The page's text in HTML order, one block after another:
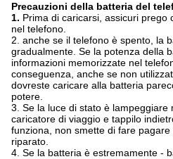
Precauzioni della batteria del
1. Prima di caricarsi, assicuri prego
nel telefono.
2. anche se il telefono è spento, la
gradualmente. Se la potenza della
informazioni memorizzate nel
conseguenza, anche se non
dovreste caricare alla batteria
potere.
3. Se la luce di stato è lampeggiare
caricatore di viaggio e tappilo
funziona, non smette di fare
riparato.
4. Se la batteria è estremamente -